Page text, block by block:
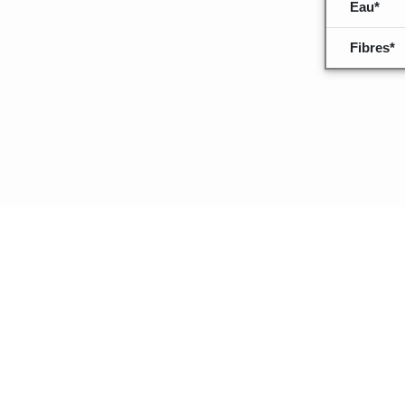
Eau*
Fibres*